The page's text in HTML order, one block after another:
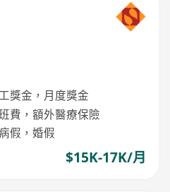
獎金，月度獎金
費，額外醫療保險
假，婚假
$15K-17K/月